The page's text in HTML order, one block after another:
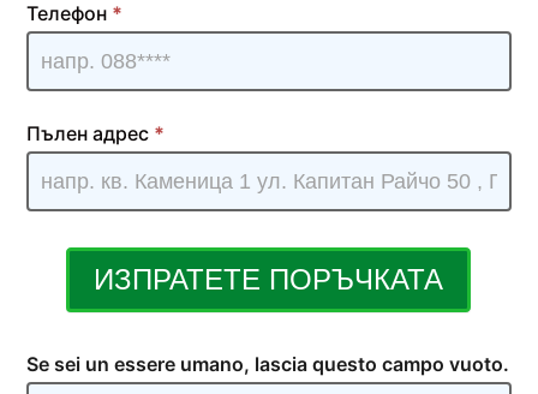
Телефон *
Пълен адрес *
ИЗПРАТЕТЕ ПОРЪЧКАТА
Se sei un essere umano, lascia questo campo vuoto.